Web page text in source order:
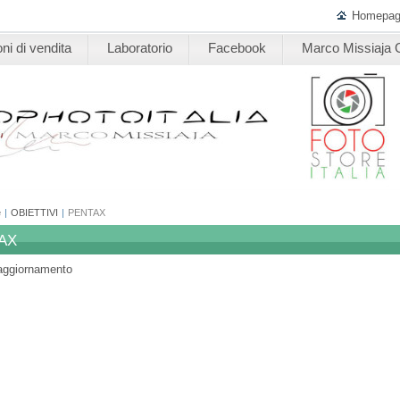
di vendita Laboratorio Facebook Marco Missiaja
| OBIETTIVI | PENTAX